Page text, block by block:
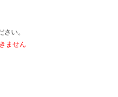
い。
ません